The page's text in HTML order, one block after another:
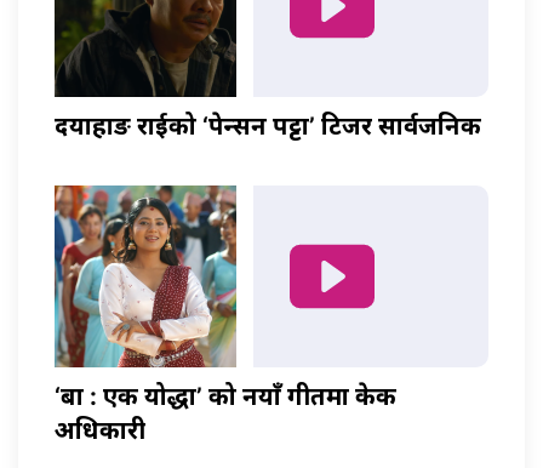
दयाहाङ राईको ‘पेन्सन पट्टा’ टिजर सार्वजनिक
‘बा : एक योद्धा’ को नयाँ गीतमा केकी
अधिकारी